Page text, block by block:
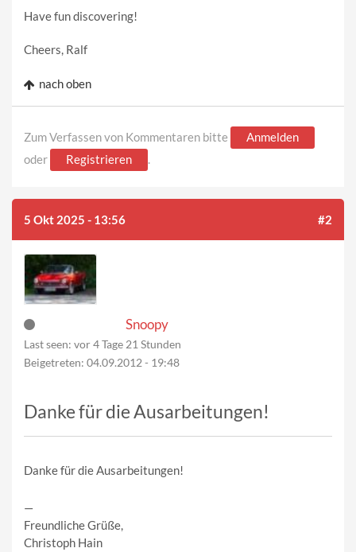
Have fun discovering!
Cheers, Ralf
nach oben
Zum Verfassen von Kommentaren bitte
Anmelden
oder
Registrieren .
5 Okt 2025 - 13:56 #2
Snoopy
Last seen: vor 4 Tage 21 Stunden
Beigetreten: 04.09.2012 - 19:48
Danke für die Ausarbeitungen!
Danke für die Ausarbeitungen!
—
Freundliche Grüße,
Christoph Hain